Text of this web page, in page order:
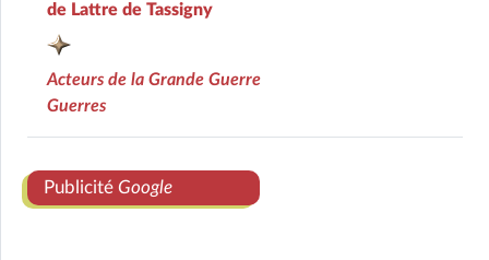
de Lattre de Tassigny
Acteurs de la Grande Guerre
Guerres
Publicité Google